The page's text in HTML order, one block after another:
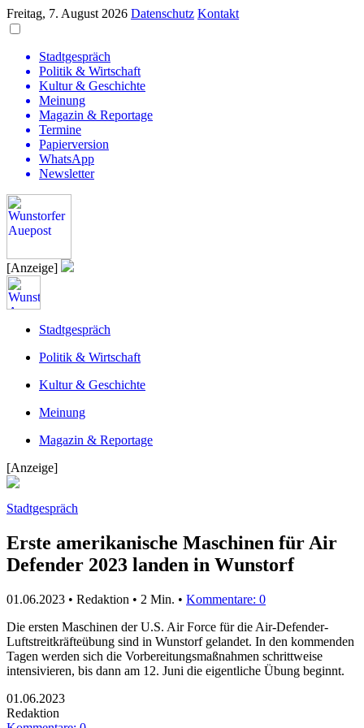
Freitag, 7. August 2026 Datenschutz Kontakt
Stadtgespräch
Politik & Wirtschaft
Kultur & Geschichte
Meinung
Magazin & Reportage
Termine
Papierversion
WhatsApp
Newsletter
[Anzeige]
Stadtgespräch
Politik & Wirtschaft
Kultur & Geschichte
Meinung
Magazin & Reportage
[Anzeige]
Stadtgespräch
Erste amerikanische Maschinen für Air
Defender 2023 landen in Wunstorf
01.06.2023 • Redaktion • 2 Min. • Kommentare: 0
Die ersten Maschinen der U.S. Air Force für die Air-Defender-
Luftstreitkräfteübung sind in Wunstorf gelandet. In den kommenden
Tagen werden sich die Vorbereitungsmaßnahmen schrittweise
intensivieren, bis dann am 12. Juni die eigentliche Übung beginnt.
01.06.2023
Redaktion